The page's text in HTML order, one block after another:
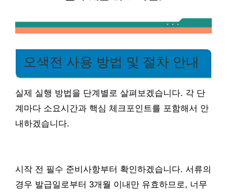
오색전 사용 방법 및 절차 안내
실제 실행 방법을 단계별로 살펴보겠습니다. 각 단
계마다 소요시간과 핵심 체크포인트를 포함해서 안
내하겠습니다.
시작 전 필수 준비사항부터 확인하겠습니다. 서류의
경우 발급일로부터 3개월 이내만 유효하므로, 너무